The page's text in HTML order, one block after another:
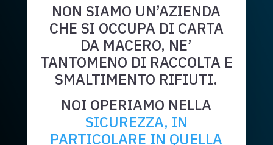
NON SIAMO UN’AZIENDA
CHE SI OCCUPA DI CARTA
DA MACERO, NE’
TANTOMENO DI RACCOLTA E
SMALTIMENTO RIFIUTI.
NOI OPERIAMO NELLA
SICUREZZA, IN
PARTICOLARE IN QUELLA